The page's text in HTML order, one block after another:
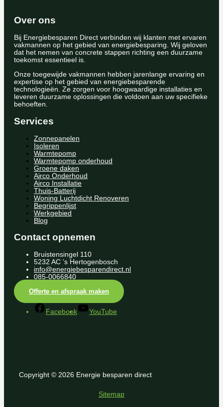
Over ons
Bij Energiebesparen Direct verbinden wij klanten met ervaren
vakmannen op het gebied van energiebesparing. Wij geloven
dat het nemen van concrete stappen richting een duurzame
toekomst essentieel is.
Onze toegewijde vakmannen hebben jarenlange ervaring en
expertise op het gebied van energiebesparende
technologieën. Ze zorgen voor hoogwaardige installaties en
leveren duurzame oplossingen die voldoen aan uw specifieke
behoeften.
Services
Zonnepanelen
Isoleren
Warmtepomp
Warmtepomp onderhoud
Groene daken
Airco Onderhoud
Airco Installatie
Thuis-Batterij
Woning Luchtdicht Renoveren
Begrippenlijst
Werkgebied
Blog
Contact opnemen
Bruistensingel 110
5232 AC ’s Hertogenbosch
info@energiebesparendirect.nl
085-0066840
Offerte en afspraak maken
Facebook YouTube
Copyright © 2026 Energie besparen direct
Sitemap